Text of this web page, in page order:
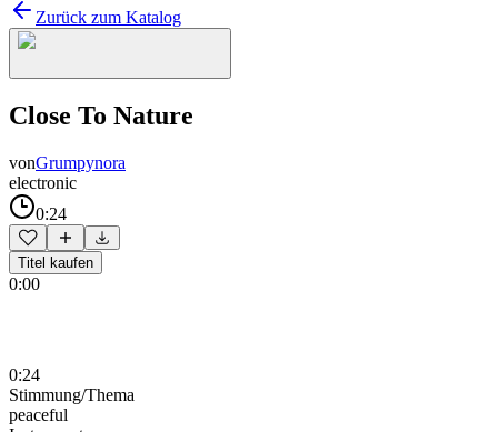
Zurück zum Katalog
Close To Nature
vonGrumpynora
electronic
0:24
Titel kaufen
0:00
0:24
Stimmung/Thema
peaceful